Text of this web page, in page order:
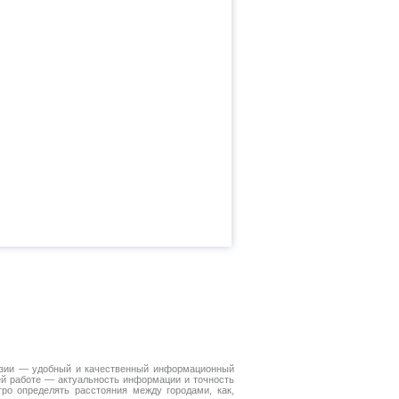
— удобный и качественный информационный
работе — актуальность информации и точность
определять расстояния между городами, как,